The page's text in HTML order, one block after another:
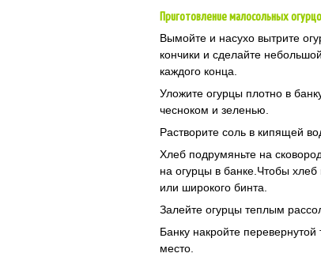
Приготовление малосольных
Вымойте и насухо вытрите
кончики и сделайте
каждого конца.
Уложите огурцы плотно в
чесноком и зеленью.
Растворите соль в кипящей
Хлеб подрумяньте на
на огурцы в банке.Чтобы
или широкого бинта.
Залейте огурцы теплым
Банку накройте перевернутой
место.